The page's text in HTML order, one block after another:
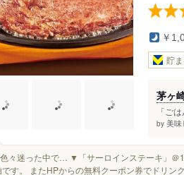
￥
貯
茅ヶ
「ご
by 美味
々迷った中で… ▼「サーロインステーキ」
です。 またHPからの無料クーポン券でドリン